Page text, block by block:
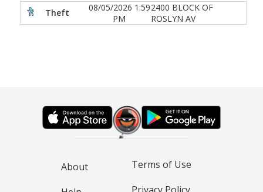
Theft
08/05/2026 1:59
PM
2400 BLOCK OF
ROSLYN AV
About
Terms of Use